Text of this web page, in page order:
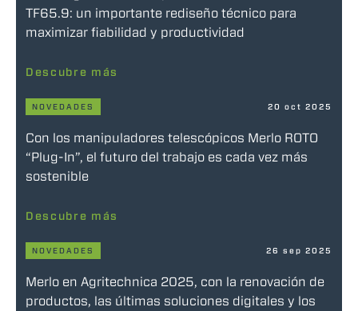
TF65.9: un importante rediseño técnico para
maximizar fiabilidad y productividad
Descubre más
NOVEDADES 20 oct 2025
Con los manipuladores telescópicos Merlo ROTO
“Plug-In”, el futuro del trabajo es cada vez más
sostenible
Descubre más
NOVEDADES 26 sep 2025
Merlo en Agritechnica 2025, con la renovación de
productos, las últimas soluciones digitales y los